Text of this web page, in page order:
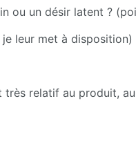
ou un désir latent ?
leur met à disposition)
très relatif au produit,